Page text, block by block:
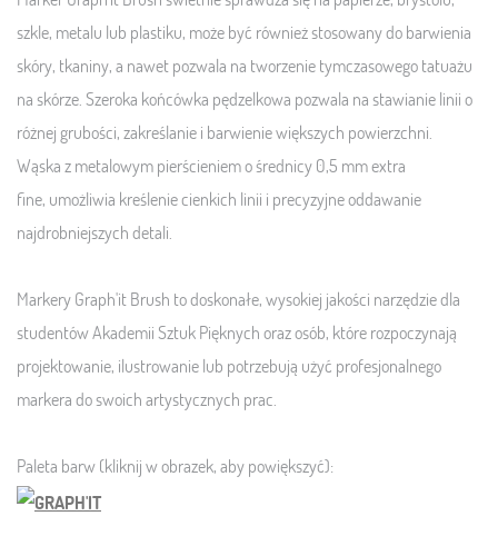
szkle, metalu lub plastiku, może być również stosowany do barwienia
skóry, tkaniny, a nawet pozwala na tworzenie tymczasowego tatuażu
na skórze. Szeroka końcówka pędzelkowa pozwala na stawianie linii o
różnej grubości, zakreślanie i barwienie większych powierzchni.
Wąskaz metalowym pierścieniemo średnicy 0,5 mmextra
fine, umożliwia kreślenie cienkich linii i precyzyjne oddawanie
najdrobniejszych detali.
Markery Graph'it Brush to doskonałe, wysokiej jakości narzędzie dla
studentów Akademii Sztuk Pięknych oraz osób, które rozpoczynają
projektowanie, ilustrowanie lub potrzebują użyć profesjonalnego
markera do swoich artystycznych prac.
Paleta barw (kliknij w obrazek, aby powiększyć):